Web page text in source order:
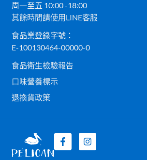
周一至五 10:00 -18:00
其餘時間請使用LINE客服
食品業登錄字號：
E-100130464-00000-0
食品衛生檢驗報告
口味營養標示
退換貨政策